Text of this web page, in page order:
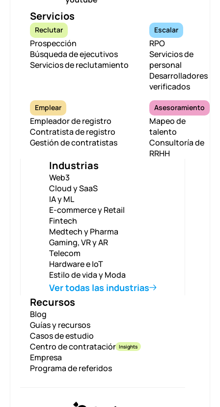
Servicios
Reclutar
Prospección
Búsqueda de ejecutivos
Servicios de reclutamiento
Escalar
RPO
Servicios de
personal
Desarrolladores
verificados
Emplear
Empleador de registro
Contratista de registro
Gestión de contratistas
Asesoramiento
Mapeo de
talento
Consultoría de
RRHH
Industrias
Web3
Cloud y SaaS
IA y ML
E-commerce y Retail
Fintech
Medtech y Pharma
Gaming, VR y AR
Telecom
Hardware e IoT
Estilo de vida y Moda
Ver todas las industrias
Recursos
Blog
Guías y recursos
Casos de estudio
Centro de contrataciónInsights
Empresa
Programa de referidos